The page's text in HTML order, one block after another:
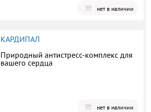
нет в наличии
КАРДИПАЛ
Природный антистресс-комплекс для
вашего сердца
нет в наличии